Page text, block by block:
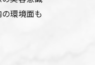
環境面も